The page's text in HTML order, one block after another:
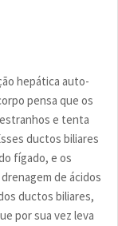
hepática auto-
pensa que os
e tenta
ductos biliares
fígado, e os
de ácidos
ductos biliares,
por sua vez leva